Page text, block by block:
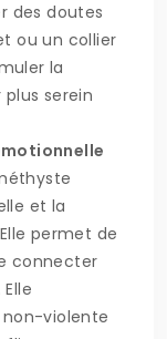
des doutes
ou un collier
la
serein
et la
permet de
connecter
violente